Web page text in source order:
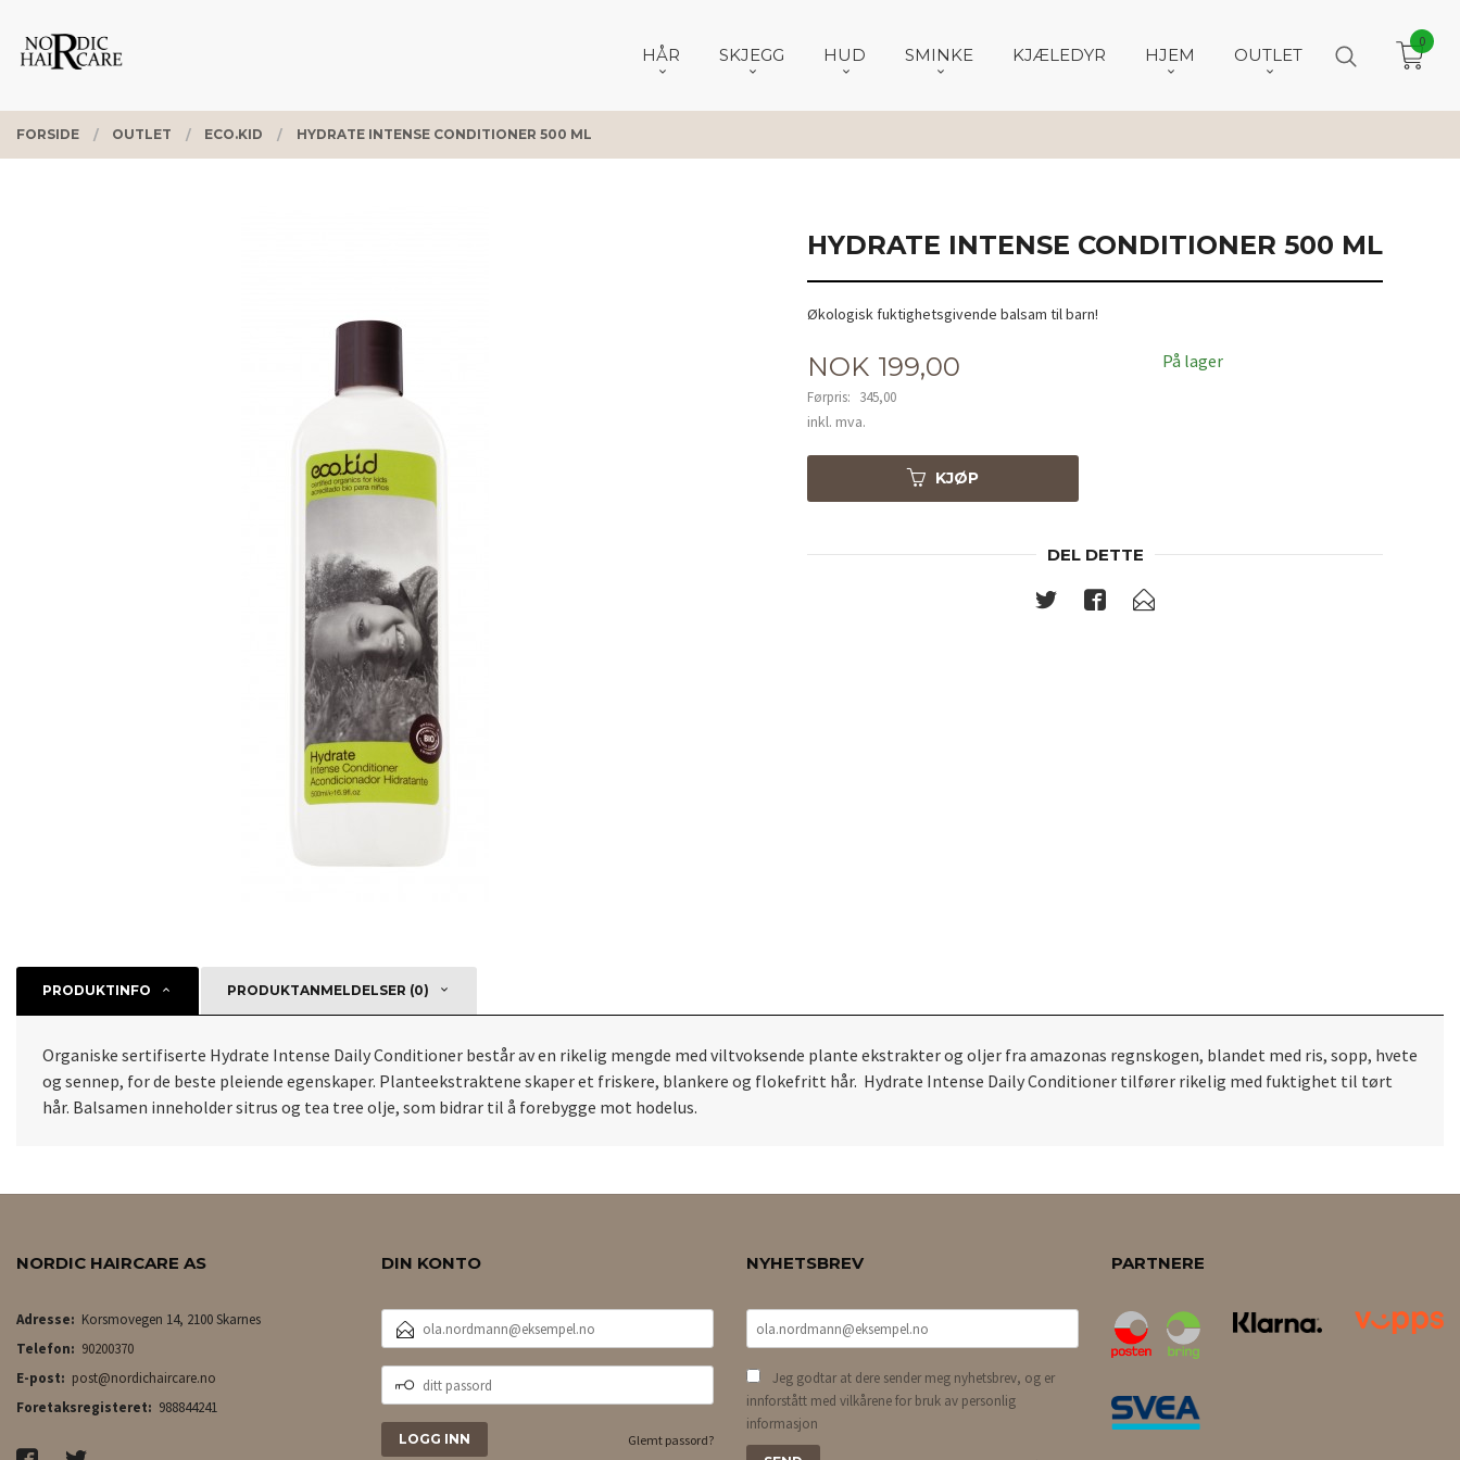
innholdet
PRODUKTER
HÅR SKJEGG HUD SMINKE KJÆLEDYR HJEM OUTLET
0
FORSIDE OUTLET ECO.KID HYDRATE INTENSE CONDITIONER 500 ML
HYDRATE INTENSE CONDITIONER 500 ML
Økologisk fuktighetsgivende balsam til barn!
Tilbud
NOK 199,00
Førpris: 345,00
Rabatt
inkl. mva.
På lager
KJØP
DEL DETTE
PRODUKTINFO PRODUKTANMELDELSER (0)
Organiske sertifiserte Hydrate Intense Daily Conditioner består av en rikelig mengde med viltvoksende plante ekstrakter og oljer fra amazonas regnskogen, blandet med ris, sopp, hvete
og sennep, for de beste pleiende egenskaper. Planteekstraktene skaper et friskere, blankere og flokefritt hår. Hydrate Intense Daily Conditioner tilfører rikelig med fuktighet til tørt
hår. Balsamen inneholder sitrus og tea tree olje, som bidrar til å forebygge mot hodelus.
NORDIC HAIRCARE AS
Adresse: Korsmovegen 14, 2100 Skarnes
Telefon: 90200370
E-post: post@nordichaircare.no
Foretaksregisteret: 988844241
DIN KONTO
POSTADRESSE
PASSORD
Glemt passord?
NYHETSBREV
Jeg godtar at dere sender meg nyhetsbrev, og er
innforstått med vilkårene for bruk av personlig
informasjon
PARTNERE